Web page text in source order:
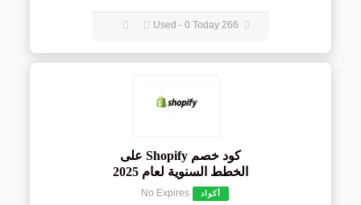
كود خصم Shopify على
الخطط السنوية لعام 2025
أكواد No Expires